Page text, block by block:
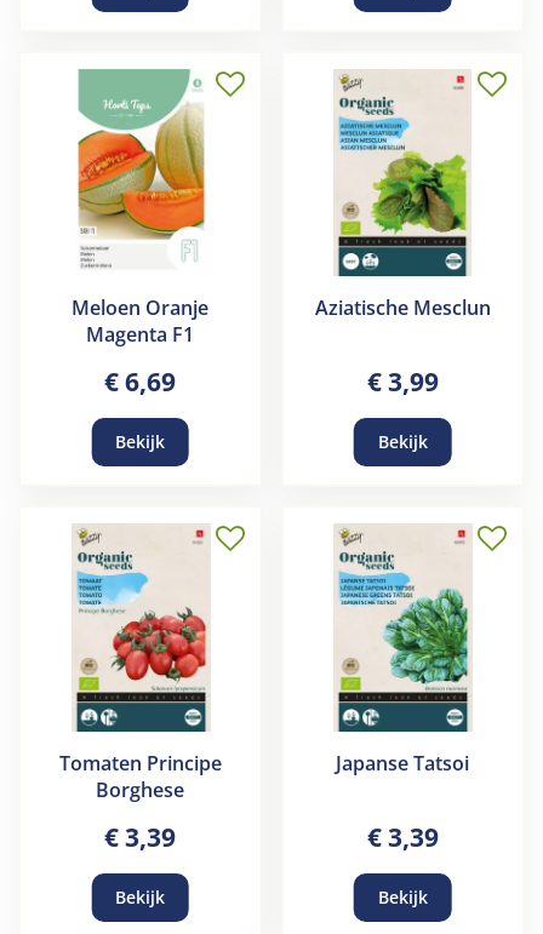
Meloen Oranje
Magenta F1
€6,69
Bekijk
Aziatische Mesclun
€3,99
Bekijk
Tomaten Principe
Borghese
€3,39
Bekijk
Japanse Tatsoi
€3,39
Bekijk